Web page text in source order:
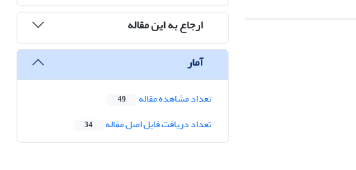
ارجاع به این مقاله
آمار
تعداد مشاهده مقاله 49
تعداد دریافت فایل اصل مقاله 34